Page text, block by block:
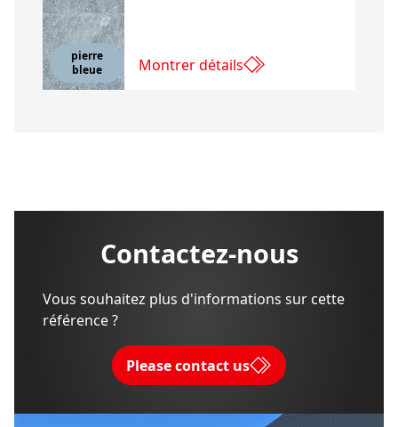
pierre
bleue
Montrer détails
Contactez-nous
Vous souhaitez plus d'informations sur cette
référence ?
Please contact us